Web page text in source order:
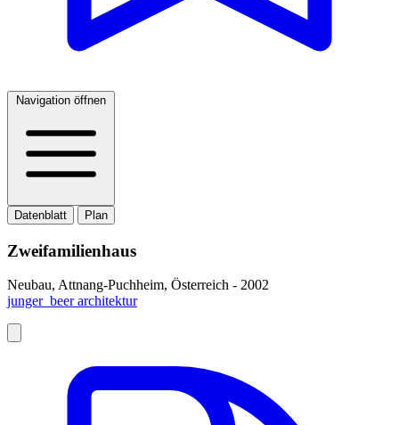
Navigation öffnen
Datenblatt Plan
Zweifamilienhaus
Neubau, Attnang-Puchheim, Österreich - 2002
junger_beer architektur